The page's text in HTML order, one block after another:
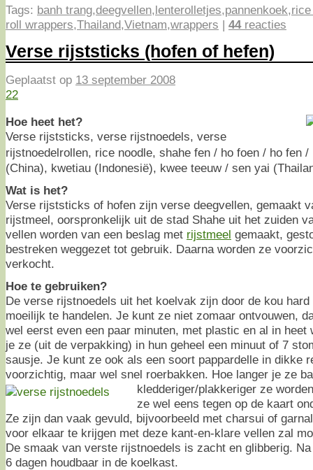
Tags: banh trang,deegvellen,lenterolletjes,pannenkoek,
roll wrappers,Thailand,Vietnam,wrappers | 44reacties
Verse rijststicks (hofen of hefen)
Geplaatst op 13 september 2008
22
Hoe heet het?
Verse rijststicks, verse rijstnoedels, verse
rijstnoedelrollen, rice noodle, shahe fen / ho foen / ho fen
(China), kwetiau (Indonesië), kwee teeuw / sen yai
Wat is het?
Verse rijststicks of hofen zijn verse deegvellen, gemaakt
rijstmeel, oorspronkelijk uit de stad Shahe uit het zuiden
vellen worden van een beslag met rijstmeel gemaakt,
bestreken weggezet tot gebruik. Daarna worden ze
verkocht.
Hoe te gebruiken?
De verse rijstnoedels uit het koelvak zijn door de kou hard
moeilijk te handelen. Je kunt ze niet zomaar ontvouwen,
wel eerst even een paar minuten, met plastic en al in heet
je ze (uit de verpakking) in hun geheel een minuut of 7
sausje. Je kunt ze ook als een soort pappardelle in dikke
voorzichtig, maar wel snel roerbakken. Hoe langer je ze
kledderiger/plakkeriger ze
ze wel eens tegen op de kaart
Ze zijn dan vaak gevuld, bijvoorbeeld met charsui of
voor elkaar te krijgen met deze kant-en-klare vellen zal
De smaak van verste rijstnoedels is zacht en glibberig.
6 dagen houdbaar in de koelkast.